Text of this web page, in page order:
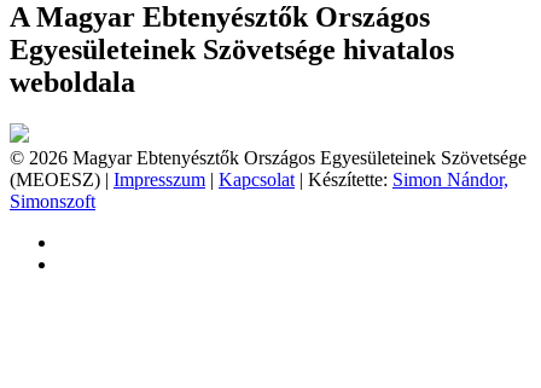
A Magyar Ebtenyésztők Országos
Egyesületeinek Szövetsége hivatalos
weboldala
© 2026 Magyar Ebtenyésztők Országos Egyesületeinek Szövetsége
(MEOESZ) | Impresszum | Kapcsolat | Készítette: Simon Nándor,
Simonszoft